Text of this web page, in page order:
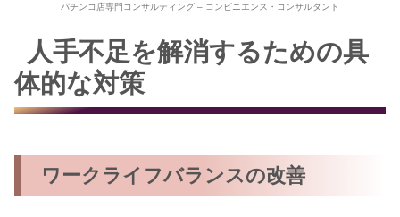
パチンコ店専門コンサルティング – コンビニエンス・コンサルタント
人手不足を解消するための具
体的な対策
ワークライフバランスの改善